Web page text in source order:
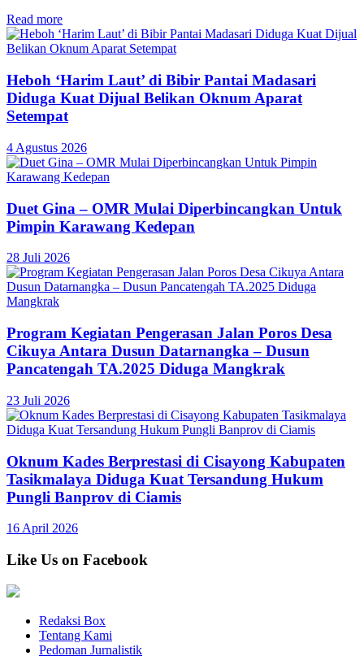
Read more
Heboh ‘Harim Laut’ di Bibir Pantai Madasari
Diduga Kuat Dijual Belikan Oknum Aparat
Setempat
4 Agustus 2026
Duet Gina – OMR Mulai Diperbincangkan Untuk
Pimpin Karawang Kedepan
28 Juli 2026
Program Kegiatan Pengerasan Jalan Poros Desa
Cikuya Antara Dusun Datarnangka – Dusun
Pancatengah TA.2025 Diduga Mangkrak
23 Juli 2026
Oknum Kades Berprestasi di Cisayong Kabupaten
Tasikmalaya Diduga Kuat Tersandung Hukum
Pungli Banprov di Ciamis
16 April 2026
Like Us on Facebook
Redaksi Box
Tentang Kami
Pedoman Jurnalistik